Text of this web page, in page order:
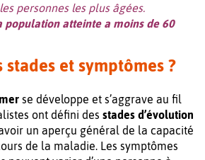
personnes les plus âgées.
population atteinte a moins de 60
stades et symptômes ?
se développe et s’aggrave au fil
ont défini des stades d’évolution
un aperçu général de la capacité
de la maladie. Les symptômes